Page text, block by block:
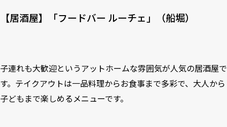
【居酒屋】「フードバー ルーチェ」（船堀）
子連れも大歓迎というアットホームな雰囲気が人気の居酒屋で
す。テイクアウトは一品料理からお食事まで多彩で、大人から
子どもまで楽しめるメニューです。